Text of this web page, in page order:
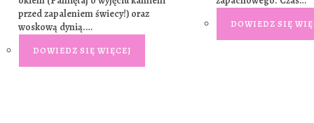
przed zapaleniem świecy!) oraz
woskową dynią.…
DOWIEDZ SIĘ WIĘCEJ
DOWIEDZ SIĘ